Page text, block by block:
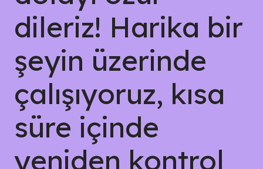
dileriz! Harika bir
şeyin üzerinde
çalışıyoruz, kısa
süre içinde
yeniden kontrol